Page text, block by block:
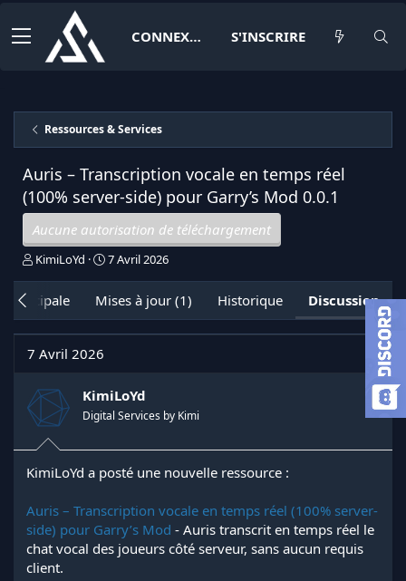
CONNEXION S'INSCRIRE
Ressources & Services
Auris – Transcription vocale en temps réel
(100% server-side) pour Garry’s Mod 0.0.1
Aucune autorisation de téléchargement
I
i
u
r
d
l
a
s
c
u
s
KimiLoYd
D
e
d
b
u
t
7 Avril 2026
principale Mises à jour (1) Historique Discussion
7 Avril 2026
KimiLoYd
Digital Services by Kimi
KimiLoYd a posté une nouvelle ressource :
Auris – Transcription vocale en temps réel (100% server-
side) pour Garry’s Mod - Auris transcrit en temps réel le
chat vocal des joueurs côté serveur, sans aucun requis
client.